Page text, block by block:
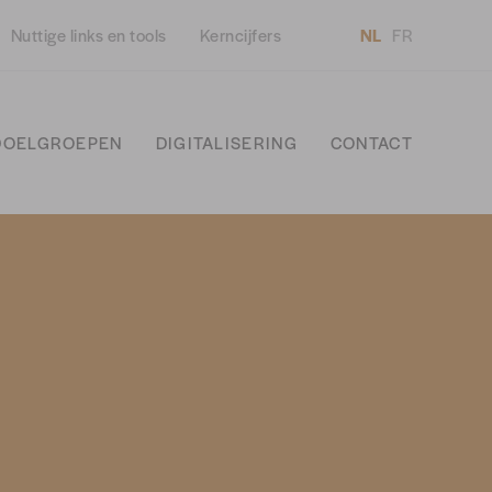
Nuttige links en tools Kerncijfers NL FR
DIGITALISERING CONTACT